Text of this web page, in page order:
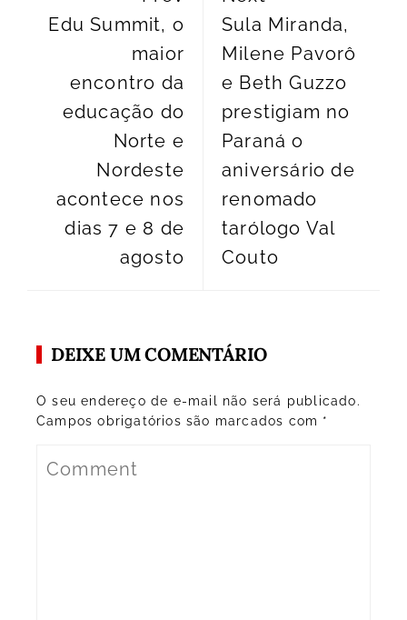
Edu Summit, o
maior
encontro da
educação do
Norte e
Nordeste
acontece nos
dias 7 e 8 de
agosto
Sula Miranda,
Milene Pavorô
e Beth Guzzo
prestigiam no
Paraná o
aniversário de
renomado
tarólogo Val
Couto
DEIXE UM COMENTÁRIO
O seu endereço de e-mail não será publicado.
Campos obrigatórios são marcados com *